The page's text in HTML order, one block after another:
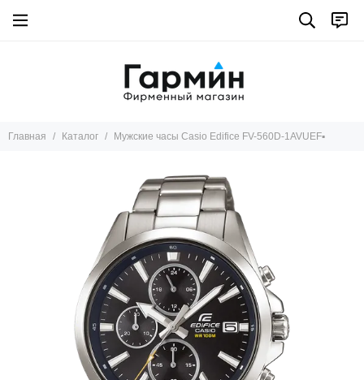
Главная Каталог Мужские часы Casio Edifice FV-560D-1AVUEF▪